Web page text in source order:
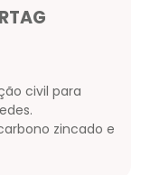
civil para
zincado e